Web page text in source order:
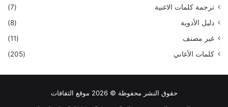
ترجمة كلمات الاغنية
(7)
دليل الأدوية
(8)
غير مصنف
(11)
كلمات الأغاني
(205)
حقوق النشر محفوظة © 2026 موقع الثقافات